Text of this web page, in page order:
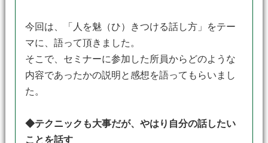
今回は、「人を魅（ひ）きつける話し方」をテー
マに、語って頂きました。
そこで、セミナーに参加した所員からどのような
内容であったかの説明と感想を語ってもらいまし
た。
◆テクニックも大事だが、やはり自分の話したい
ことを話す